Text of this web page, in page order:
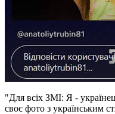
"Для всіх ЗМІ: Я -
своє фото з українським